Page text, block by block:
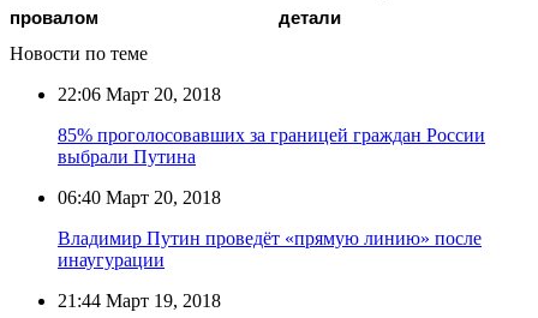
провалом
детали
Новости по теме
22:06 Март 20, 2018
85% проголосовавших за границей граждан России
выбрали Путина
06:40 Март 20, 2018
Владимир Путин проведёт «прямую линию» после
инаугурации
21:44 Март 19, 2018